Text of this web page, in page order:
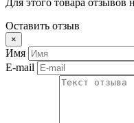
Оставить отзыв
×
Имя
E-mail